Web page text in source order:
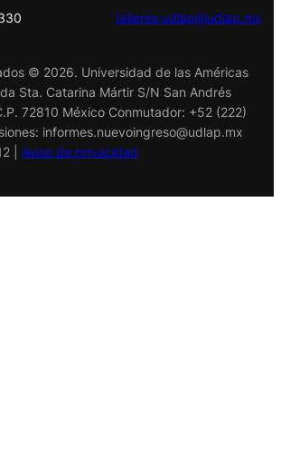
talleres.udlap@udlap.mx
© 2026. Universidad de las Américas
Sta. Catarina Mártir S/N San Andrés
72810 México Conmutador: +52 (222)
informes.nuevoingreso@udlap.mx
| Aviso de privacidad